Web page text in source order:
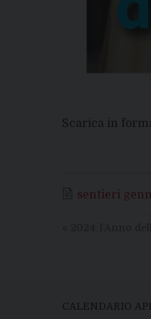
Scarica in
sentieri
CALENDARIO